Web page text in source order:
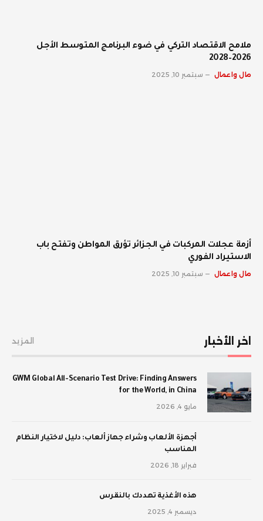
ملامح الاقتصاد التركي في ضوء البرنامج المتوسط الأجل
2026–2028
مال واعمال سبتمبر 10, 2025
أزمة عجلات المركبات في الجزائر تؤرق المواطن وتفتح باب
الاستيراد الفوري
مال واعمال سبتمبر 10, 2025
اخر الأخبار المزيد
GWM Global All-Scenario Test Drive: Finding Answers
for the World, in China
مايو 4, 2026
أجهزة الألعاب وشراء جهاز ألعاب: دليل لاختيار النظام
المناسب
فبراير 18, 2026
‫هذه الأغذية تهددك بالنقرس
ديسمبر 4, 2025